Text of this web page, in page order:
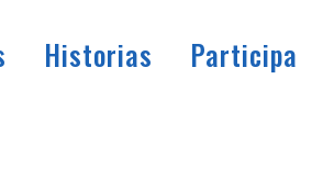
Historias Participa